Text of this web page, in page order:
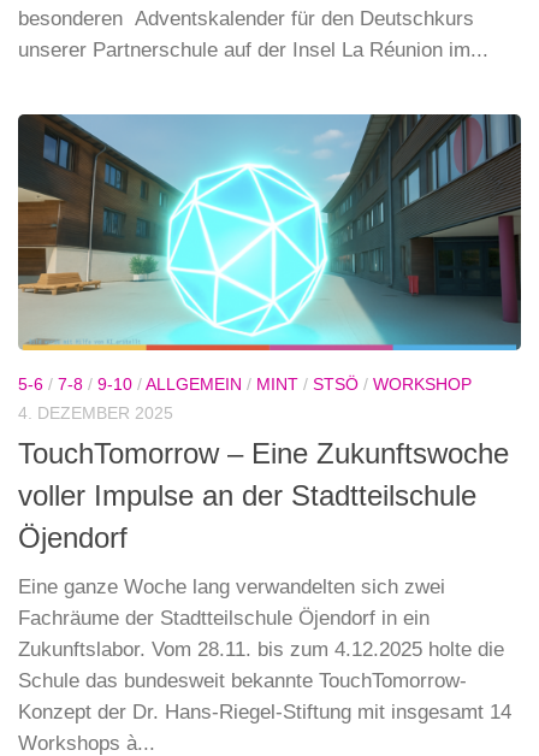
besonderen Adventskalender für den Deutschkurs
unserer Partnerschule auf der Insel La Réunion im...
5-6 / 7-8 / 9-10 /ALLGEMEIN / MINT / STSÖ / WORKSHOP
4. DEZEMBER 2025
TouchTomorrow – Eine Zukunftswoche
voller Impulse an der Stadtteilschule
Öjendorf
Eine ganze Woche lang verwandelten sich zwei
Fachräume der Stadtteilschule Öjendorf in ein
Zukunftslabor. Vom 28.11. bis zum 4.12.2025 holte die
Schule das bundesweit bekannte TouchTomorrow-
Konzept der Dr. Hans-Riegel-Stiftung mit insgesamt 14
Workshops à...